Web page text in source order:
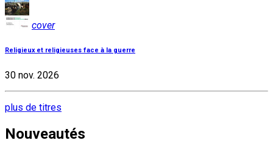
cover
Religieux et religieuses face à la guerre
30 nov. 2026
plus de titres
Nouveautés